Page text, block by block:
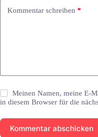
Kommentar schreiben *
Meinen Namen, meine E-
in diesem Browser für die
Kommentar abschicken